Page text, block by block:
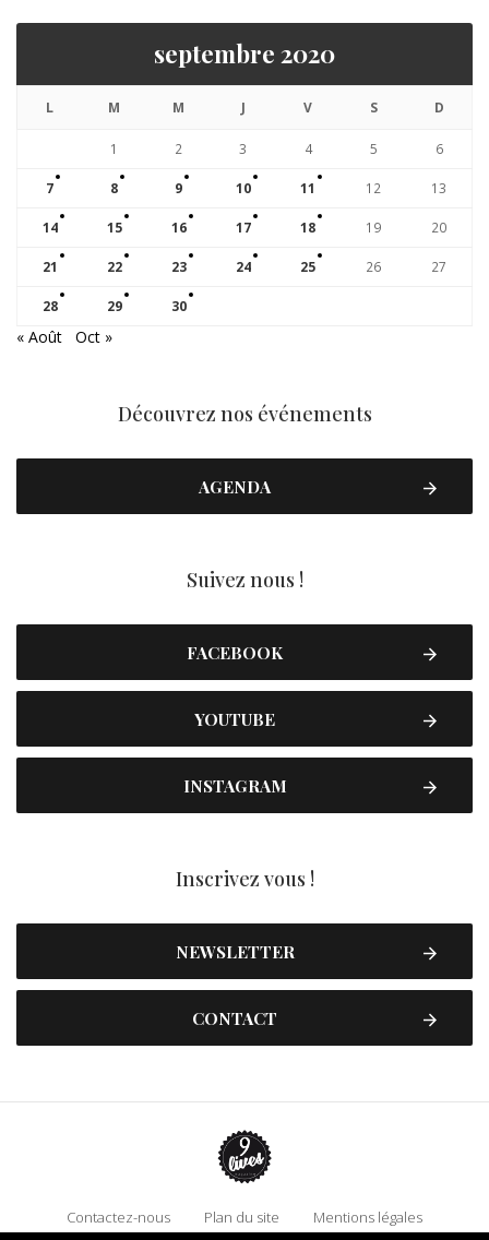
septembre 2020
L M M J V S D
1 2 3 4 5 6
7 8 9 10 11 12 13
14 15 16 17 18 19 20
21 22 23 24 25 26 27
28 29 30
« Août Oct »
Découvrez nos événements
AGENDA
Suivez nous !
FACEBOOK
YOUTUBE
INSTAGRAM
Inscrivez vous !
NEWSLETTER
CONTACT
Contactez-nous Plan du site Mentions légales